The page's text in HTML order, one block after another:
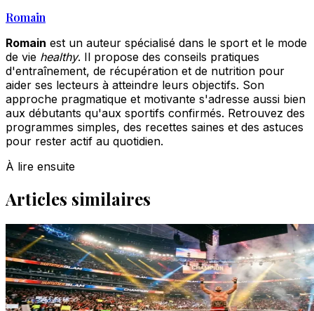
Romain
Romain est un auteur spécialisé dans le sport et le mode
de vie healthy. Il propose des conseils pratiques
d'entraînement, de récupération et de nutrition pour
aider ses lecteurs à atteindre leurs objectifs. Son
approche pragmatique et motivante s'adresse aussi bien
aux débutants qu'aux sportifs confirmés. Retrouvez des
programmes simples, des recettes saines et des astuces
pour rester actif au quotidien.
À lire ensuite
Articles similaires